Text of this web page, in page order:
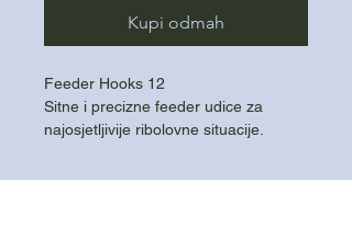
Kupi odmah
Feeder Hooks 12
Sitne i precizne feeder udice za
najosjetljivije ribolovne situacije.
kačenje